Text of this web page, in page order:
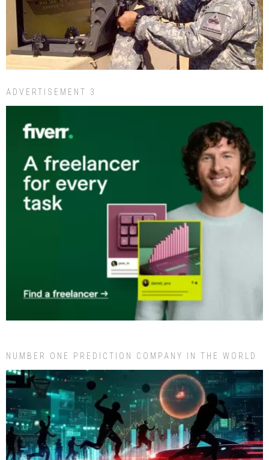
ADVERTISEMENT 3
NUMBER ONE PREDICTION COMPANY IN THE WORLD